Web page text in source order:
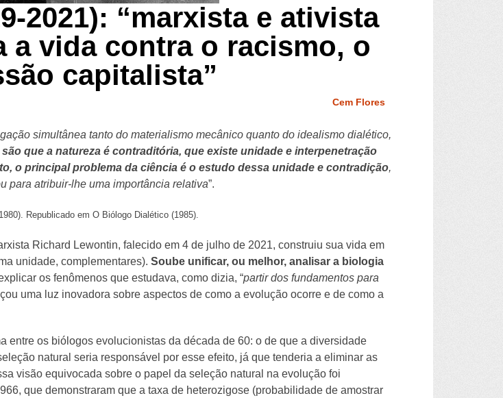
2021): “marxista e ativista
vida contra o racismo, o
capitalista”
Cem Flores
simultânea tanto do materialismo mecânico quanto do idealismo dialético,
que a natureza é contraditória, que existe unidade e interpenetração
o principal problema da ciência é o estudo dessa unidade e contradição,
para atribuir-lhe uma importância relativa”.
Republicado em O Biólogo Dialético (1985).
Richard Lewontin, falecido em 4 de julho de 2021, construiu sua vida em
unidade, complementares). Soube unificar, ou melhor, analisar a biologia
os fenômenos que estudava, como dizia, “partir dos fundamentos para
uma luz inovadora sobre aspectos de como a evolução ocorre e de como a
entre os biólogos evolucionistas da década de 60: o de que a diversidade
natural seria responsável por esse efeito, já que tenderia a eliminar as
visão equivocada sobre o papel da seleção natural na evolução foi
que demonstraram que a taxa de heterozigose (probabilidade de amostrar